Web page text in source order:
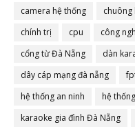
camera hệ thống
chuông
chính trị
cpu công
cổng từ Đà Nẵng
dàn
dây cáp mạng đà nẵng
hệ thống an ninh
hệ
karaoke gia đình Đà Nẵng